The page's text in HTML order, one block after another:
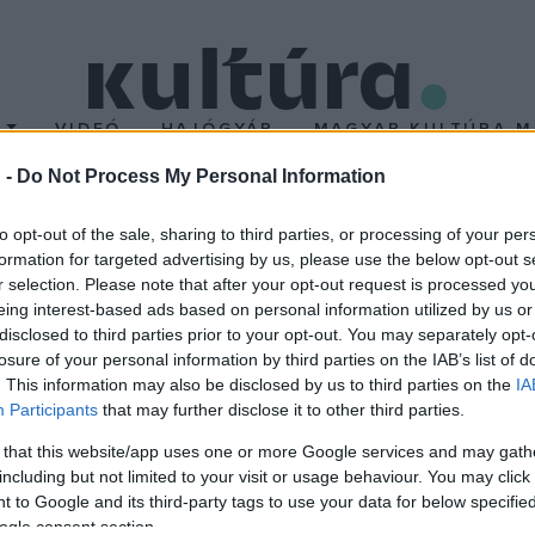
- Do Not Process My Personal Information
opt-out of the sale, sharing to third parties, or processing of your
for targeted advertising by us, please use the below opt-out
selection. Please note that after your opt-out request is processed
interest-based ads based on personal information utilized by us
to third parties prior to your opt-out. You may separately
of your personal information by third parties on the IAB’s list of
This information may also be disclosed by us to third parties on the
Participants that may further disclose it to other third parties.
that this website/app uses one or more Google services and may
but not limited to your visit or usage behaviour. You may
to Google and its third-party tags to use your data for below
consent section.
VIDEÓ HAJÓGYÁR MAGYAR KULTÚRA
és Skywalkert
öt Potter-kaland több mint 4,47 milliárd dollárt (mintegy
22 epizódjával 4,44 milliárd dollárt (815 milliárd forintot)
milliárdért (több mint 776 milliárd forintért) váltottak jegyet a
idők során emelkedő jegyárakat nem vették figyelembe.
igaz, hogy míg a csillagháborús saga véget ért, Potter még
jelentése.